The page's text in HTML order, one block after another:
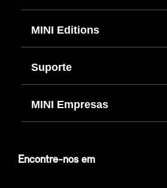
MINI Editions
Suporte
MINI Empresas
Encontre-nos em